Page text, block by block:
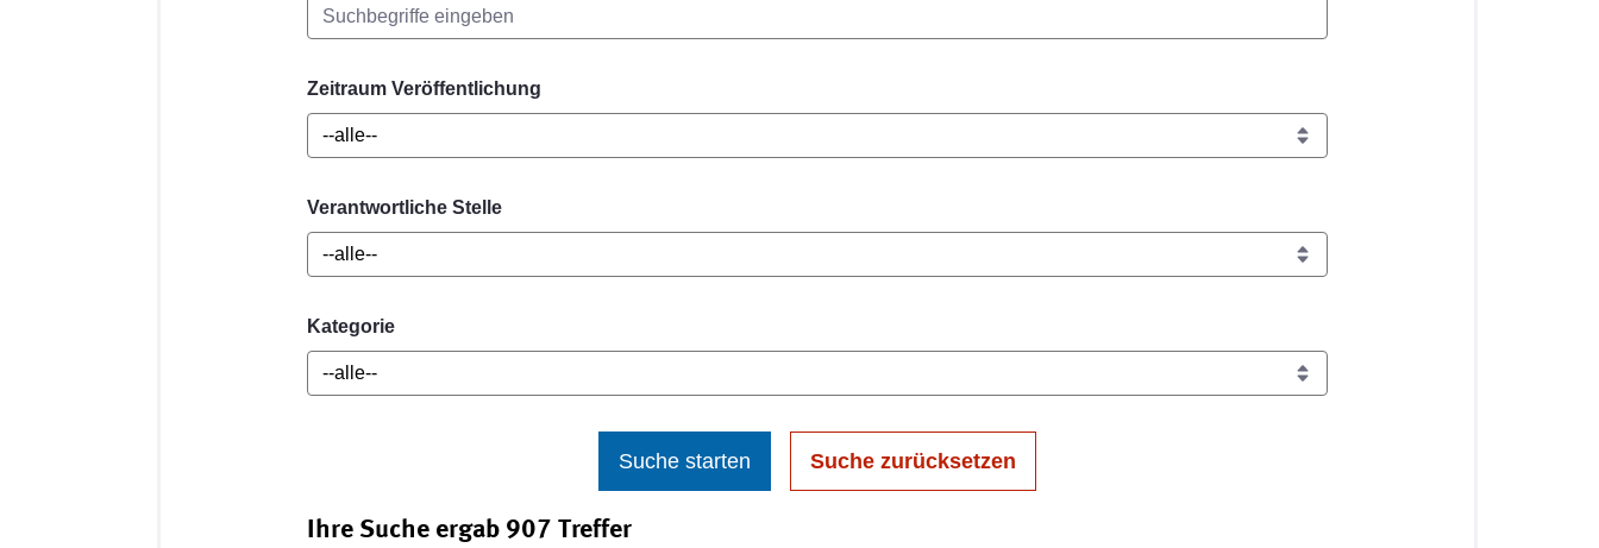
Zeitraum Veröffentlichung
Verantwortliche Stelle
Kategorie
Suche starten Suche zurücksetzen
Ihre Suche ergab 907 Treffer